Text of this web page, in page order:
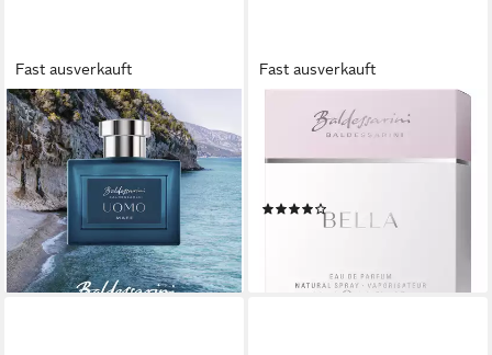
Fast ausverkauft
BALDESSARINI
Eau de Toilette UOMO MARE,
EdT Natural Spray 50 ml
ab 41,90 €
(838,00 €/ 1 l)
lieferbar - in 8-10 Werktagen bei
dir
Fast ausverkauft
BALDESSARINI
Eau de Parfum Baldessarini
Bella Eau de Parfum 30ml, 1-
(1)
ab 33,34 €